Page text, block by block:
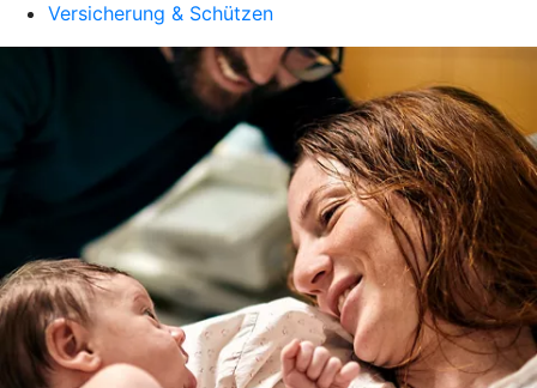
Versicherung & Schützen